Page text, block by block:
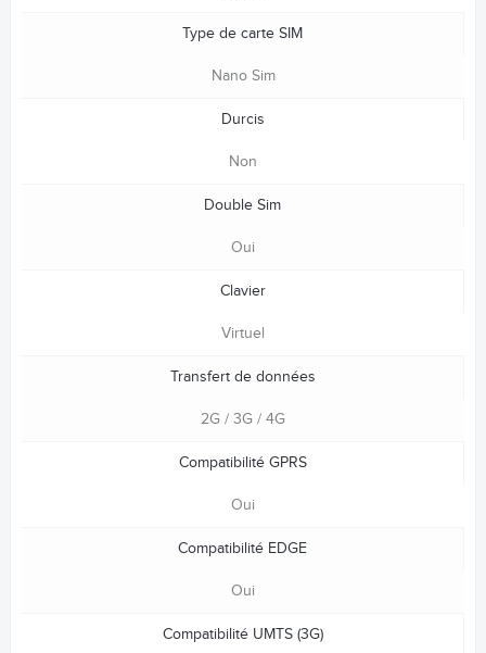
Type de carte SIM
Nano Sim
Durcis
Non
Double Sim
Oui
Clavier
Virtuel
Transfert de données
2G / 3G / 4G
Compatibilité GPRS
Oui
Compatibilité EDGE
Oui
Compatibilité UMTS (3G)